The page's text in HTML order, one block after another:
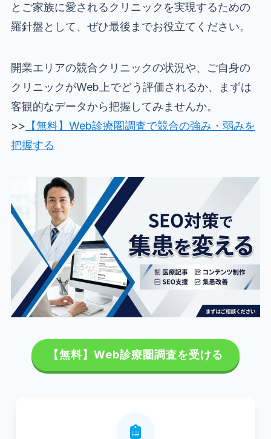
とご家族に愛されるクリニックを実現するための
羅針盤として、ぜひ最後までお役立てください。
開業エリアの競合クリニックの状況や、ご自身の
クリニックがWeb上でどう評価されるか、まずは
客観的なデータから把握してみませんか。
>> 【無料】Web診療圏調査で競合の強み・弱みを
把握する
【無料】Web診療圏調査を受ける